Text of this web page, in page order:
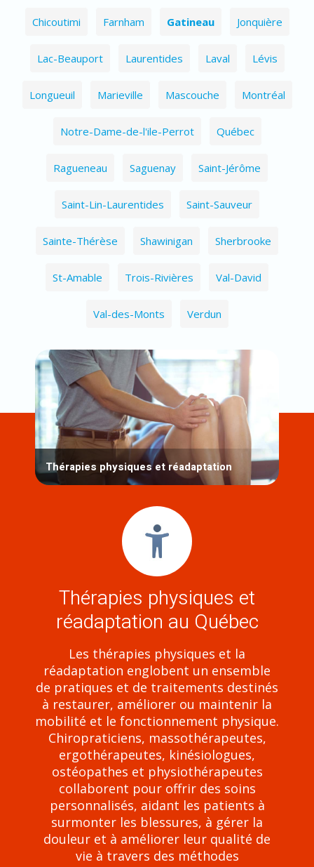
Chicoutimi Farnham Gatineau Jonquière
Lac-Beauport Laurentides Laval Lévis
Longueuil Marieville Mascouche Montréal
Notre-Dame-de-l'ile-Perrot Québec
Ragueneau Saguenay Saint-Jérôme
Saint-Lin-Laurentides Saint-Sauveur
Sainte-Thérèse Shawinigan Sherbrooke
St-Amable Trois-Rivières Val-David
Val-des-Monts Verdun
Thérapies physiques et réadaptation
Thérapies physiques et
réadaptation au Québec
Les thérapies physiques et la
réadaptation englobent un ensemble
de pratiques et de traitements destinés
à restaurer, améliorer ou maintenir la
mobilité et le fonctionnement physique.
Chiropraticiens, massothérapeutes,
ergothérapeutes, kinésiologues,
ostéopathes et physiothérapeutes
collaborent pour offrir des soins
personnalisés, aidant les patients à
surmonter les blessures, à gérer la
douleur et à améliorer leur qualité de
vie à travers des méthodes